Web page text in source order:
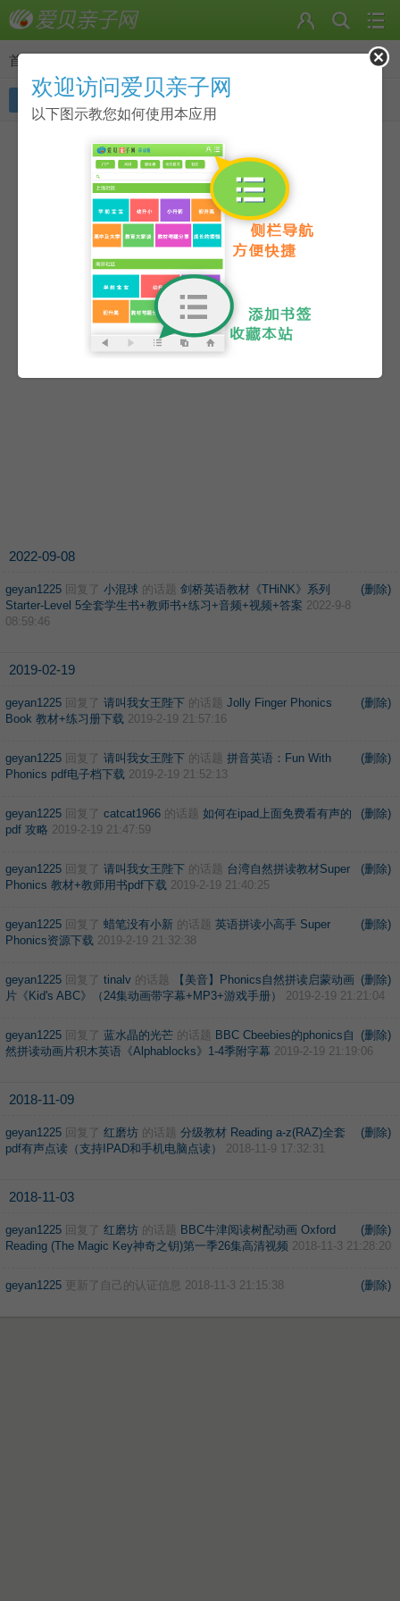
首页
我的动态 好友动态 随便看看
2022-09-08
(删除)
geyan1225 回复了 小混球 的话题 剑桥英语教材《THiNK》系列
Starter-Level 5全套学生书+教师书+练习+音频+视频+答案 2022-9-8
08:59:46
2019-02-19
(删除)
geyan1225 回复了 请叫我女王陛下 的话题 Jolly Finger Phonics
Book 教材+练习册下载 2019-2-19 21:57:16
(删除)
geyan1225 回复了 请叫我女王陛下 的话题 拼音英语：Fun With
Phonics pdf电子档下载 2019-2-19 21:52:13
(删除)
geyan1225 回复了 catcat1966 的话题 如何在ipad上面免费看有声的
pdf 攻略 2019-2-19 21:47:59
(删除)
geyan1225 回复了 请叫我女王陛下 的话题 台湾自然拼读教材Super
Phonics 教材+教师用书pdf下载 2019-2-19 21:40:25
(删除)
geyan1225 回复了 蜡笔没有小新 的话题 英语拼读小高手 Super
Phonics资源下载 2019-2-19 21:32:38
(删除)
geyan1225 回复了 tinalv 的话题
【美音】Phonics自然拼读启蒙动画
片《Kid's ABC》（24集动画带字幕+MP3+游戏手册）
2019-2-19 21:21:04
(删除)
geyan1225 回复了 蓝水晶的光芒 的话题
BBC Cbeebies的phonics自
然拼读动画片积木英语《Alphablocks》1-4季附字幕 2019-2-19 21:19:06
2018-11-09
(删除)
geyan1225 回复了 红磨坊 的话题 分级教材 Reading a-z(RAZ)全套
pdf有声点读（支持IPAD和手机电脑点读）
2018-11-9 17:32:31
2018-11-03
(删除)
geyan1225 回复了 红磨坊 的话题
BBC牛津阅读树配动画 Oxford
Reading (The Magic Key神奇之钥)第一季26集高清视频 2018-11-3 21:28:20
(删除)
geyan1225 更新了自己的认证信息 2018-11-3 21:15:38
欢迎访问爱贝亲子网
以下图示教您如何使用本应用